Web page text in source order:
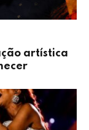
artística